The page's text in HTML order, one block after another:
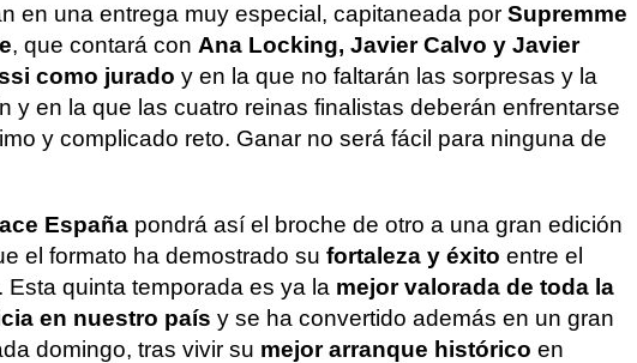
en una entrega muy especial, capitaneada por Supremme
, que contará con Ana Locking, Javier Calvo y Javier
como jurado y en la que no faltarán las sorpresas y la
y en la que las cuatro reinas finalistas deberán enfrentarse
y complicado reto. Ganar no será fácil para ninguna de
España pondrá así el broche de otro a una gran edición
el formato ha demostrado su fortaleza y éxito entre el
Esta quinta temporada es ya la mejor valorada de toda la
en nuestro país y se ha convertido además en un gran
domingo, tras vivir su mejor arranque histórico en